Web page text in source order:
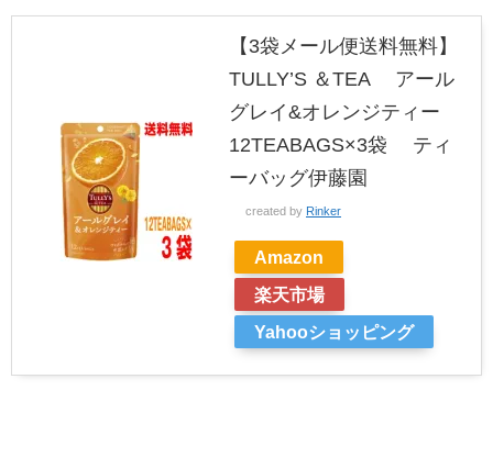
【3袋メール便送料無料】
TULLY’S ＆TEA アール
グレイ&オレンジティー
12TEABAGS×3袋 ティ
ーバッグ伊藤園
created by Rinker
Amazon
楽天市場
Yahooショッピング